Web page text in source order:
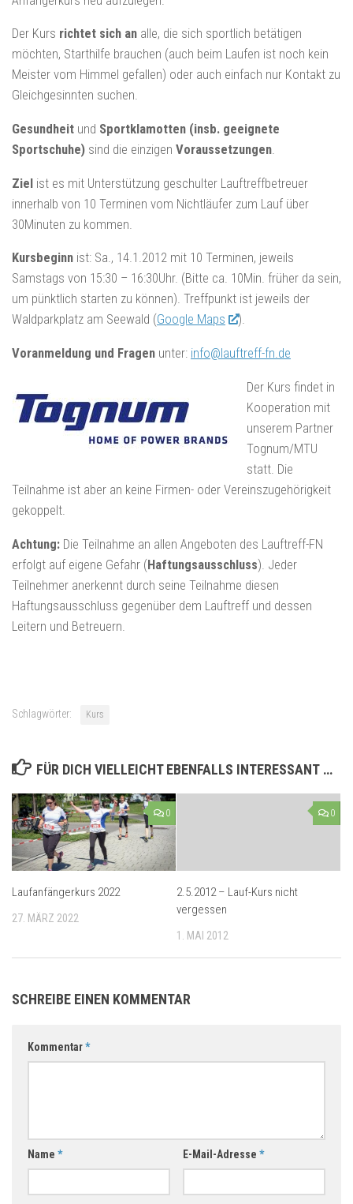
Der Kurs richtet sich an alle, die sich sportlich betätigen
möchten, Starthilfe brauchen (auch beim Laufen ist noch kein
Meister vom Himmel gefallen) oder auch einfach nur Kontakt zu
Gleichgesinnten suchen.
Gesundheit und Sportklamotten (insb. geeignete
Sportschuhe) sind die einzigen Voraussetzungen.
Ziel ist es mit Unterstützung geschulter Lauftreffbetreuer
innerhalb von 10 Terminen vom Nichtläufer zum Lauf über
30Minuten zu kommen.
Kursbeginn ist: Sa., 14.1.2012 mit 10 Terminen, jeweils
Samstags von 15:30 – 16:30Uhr. (Bitte ca. 10Min. früher da sein,
um pünktlich starten zu können). Treffpunkt ist jeweils der
Waldparkplatz am Seewald (Google Maps ).
Voranmeldung und Fragen unter: info@lauftreff-fn.de
Der Kurs findet in
Kooperation mit
unserem Partner
Tognum/MTU
statt. Die
Teilnahme ist aber an keine Firmen- oder Vereinszugehörigkeit
gekoppelt.
Achtung: Die Teilnahme an allen Angeboten des Lauftreff-FN
erfolgt auf eigene Gefahr (Haftungsausschluss). Jeder
Teilnehmer anerkennt durch seine Teilnahme diesen
Haftungsausschluss gegenüber dem Lauftreff und dessen
Leitern und Betreuern.
Schlagwörter: Kurs
FÜR DICH VIELLEICHT EBENFALLS INTERESSANT …
0
Laufanfängerkurs 2022
27. MÄRZ 2022
0
2.5.2012 – Lauf-Kurs nicht
vergessen
1. MAI 2012
SCHREIBE EINEN KOMMENTAR
Kommentar*
Name * E-Mail-Adresse *